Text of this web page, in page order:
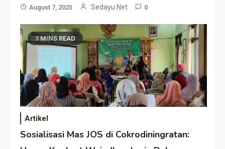
August 7, 2025 Sedayu Net 0
3 MINS READ
Artikel
Sosialisasi Mas JOS di Cokrodiningratan: